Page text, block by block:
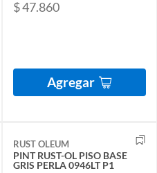
$ 47.860
Agregar
RUST OLEUM
PINT RUST-OL PISO BASE
GRIS PERLA 0946LT P1